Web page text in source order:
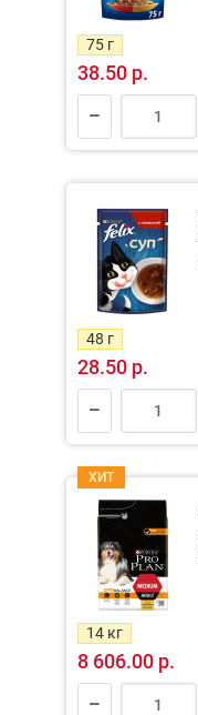
75 г
38.50 р.
48 г
28.50 р.
ХИТ
14 кг
8 606.00 р.